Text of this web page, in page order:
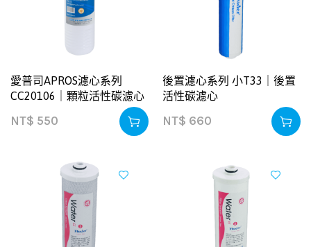
愛普司APROS濾心系列
CC20106｜顆粒活性碳濾心
NT$ 550
後置濾心系列 小T33｜後置
活性碳濾心
NT$ 660